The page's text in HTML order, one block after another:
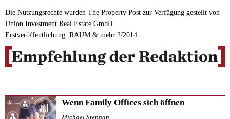
Die Nutzungsrechte wurden The Property Post zur Verfügung gestellt von
Union Investment Real Estate GmbH
Erstveröffentlichung: RAUM & mehr 2/2014
Wenn Family Offices sich öffnen
Michael Stephan